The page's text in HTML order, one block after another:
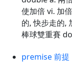
使加倍 vi. 加
的, 快步走的,
棒球雙重賽
premise 前提